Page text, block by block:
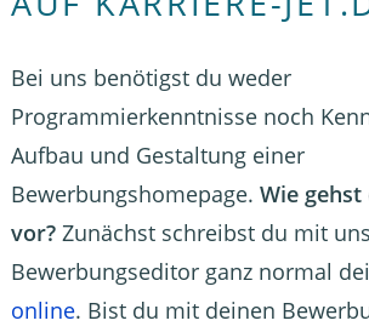
Bei uns benötigst du weder
Programmierkenntnisse noch
Aufbau und Gestaltung einer
Bewerbungshomepage. Wie gehst
vor?Zunächst schreibst du mit
Bewerbungseditor ganz normal
online. Bist du mit deinen